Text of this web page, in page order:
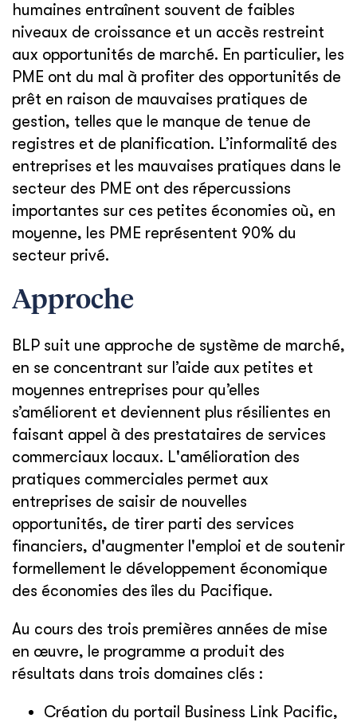
humaines entraînent souvent de faibles
niveaux de croissance et un accès restreint
aux opportunités de marché. En particulier, les
PME ont du mal à profiter des opportunités de
prêt en raison de mauvaises pratiques de
gestion, telles que le manque de tenue de
registres et de planification. L’informalité des
entreprises et les mauvaises pratiques dans le
secteur des PME ont des répercussions
importantes sur ces petites économies où, en
moyenne, les PME représentent 90% du
secteur privé.
Approche
BLP suit une approche de système de marché,
en se concentrant sur l’aide aux petites et
moyennes entreprises pour qu’elles
s’améliorent et deviennent plus résilientes en
faisant appel à des prestataires de services
commerciaux locaux. L'amélioration des
pratiques commerciales permet aux
entreprises de saisir de nouvelles
opportunités, de tirer parti des services
financiers, d'augmenter l'emploi et de soutenir
formellement le développement économique
des économies des îles du Pacifique.
Au cours des trois premières années de mise
en œuvre, le programme a produit des
résultats dans trois domaines clés :
Création du portail Business Link Pacific,